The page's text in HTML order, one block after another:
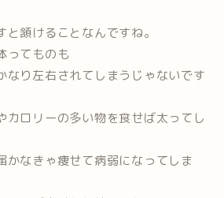
頷けることなんですね。
ってものも
なり左右されてしまうじゃないです
カロリーの多い物を食せば太ってし
かなきゃ痩せて病弱になってしま